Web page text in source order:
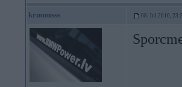
kruumsss 08. Jul 2010,